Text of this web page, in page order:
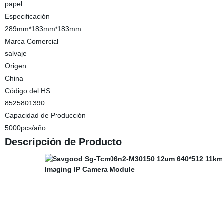
papel
Especificación
289mm*183mm*183mm
Marca Comercial
salvaje
Origen
China
Código del HS
8525801390
Capacidad de Producción
5000pcs/año
Descripción de Producto